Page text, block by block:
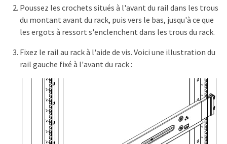
Poussez les crochets situés à l'avant du rail dans les trous
du montant avant du rack, puis vers le bas, jusqu'à ce que
les ergots à ressort s'enclenchent dans les trous du rack.
Fixez le rail au rack à l'aide de vis. Voici une illustration du
rail gauche fixé à l'avant du rack :